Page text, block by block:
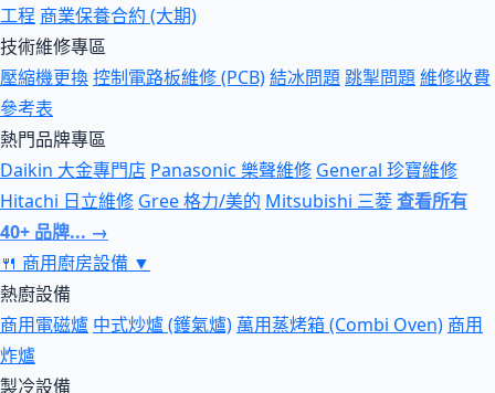
工程 商業保養合約 (大期)
技術維修專區
壓縮機更換控制電路板維修 (PCB)結冰問題跳掣問題維修收費
參考表
熱門品牌專區
Daikin 大金專門店 Panasonic 樂聲維修 General 珍寶維修
Hitachi 日立維修 Gree 格力/美的 Mitsubishi 三菱查看所有
40+ 品牌... →
🍴 商用廚房設備 ▼
熱廚設備
商用電磁爐 中式炒爐 (鑊氣爐) 萬用蒸烤箱 (Combi Oven) 商用
炸爐
製冷設備